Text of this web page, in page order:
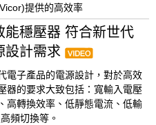
提供的高效率
能穩壓器 符合新世代
設計需求
電子產品的電源設計，對於高效
器的要求大致包括：寬輸入電壓
高轉換效率、低靜態電流、低輸
頻切換等。